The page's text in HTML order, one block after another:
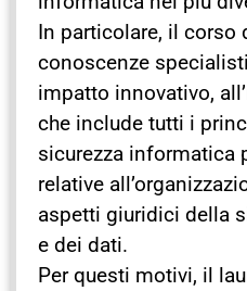
In particolare, il corso
conoscenze
impatto innovativo,
che include tutti i
sicurezza informatica
relative
aspetti giuridici della
e dei dati.
Per questi motivi, il